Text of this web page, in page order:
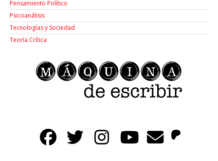
Pensamiento Político
Psicoanálisis
Tecnologías y Sociedad
Teoría Crítica